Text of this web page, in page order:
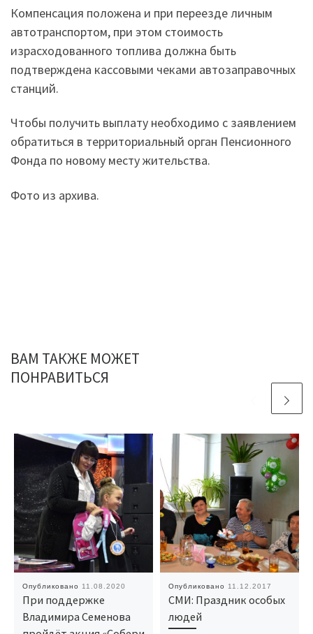
Компенсация положена и при переезде личным
автотранспортом, при этом стоимость
израсходованного топлива должна быть
подтверждена кассовыми чеками автозаправочных
станций.
Чтобы получить выплату необходимо с заявлением
обратиться в территориальный орган Пенсионного
Фонда по новому месту жительства.
Фото из архива.
ВАМ ТАКЖЕ МОЖЕТ
ПОНРАВИТЬСЯ
Опубликовано 11.08.2020
При поддержке
Владимира Семенова
Опубликовано 11.12.2017
СМИ: Праздник особых
людей